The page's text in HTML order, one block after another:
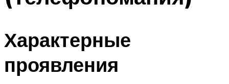
Характерные
проявления